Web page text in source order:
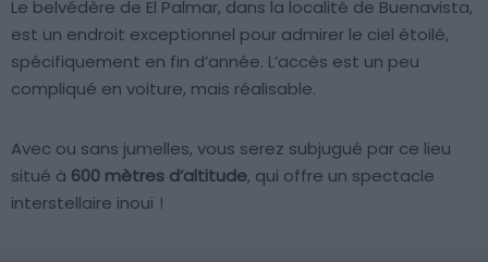
Le belvédère de El Palmar, dans la localité de Buenavista,
est un endroit exceptionnel pour admirer le ciel étoilé,
spécifiquement en fin d’année. L’accès est un peu
compliqué en voiture, mais réalisable.
Avec ou sans jumelles, vous serez subjugué par ce lieu
situé à 600 mètres d’altitude, qui offre un spectacle
interstellaire inouï !